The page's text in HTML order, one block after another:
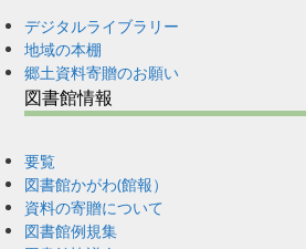
デジタルライブラリー
地域の本棚
郷土資料寄贈のお願い
図書館情報
要覧
図書館かがわ(館報）
資料の寄贈について
図書館例規集